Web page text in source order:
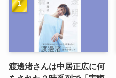
渡邊渚さんは中居正広に何